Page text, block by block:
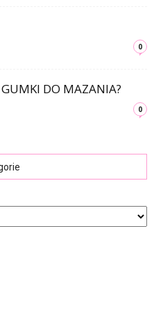
0
DO MAZANIA?
0